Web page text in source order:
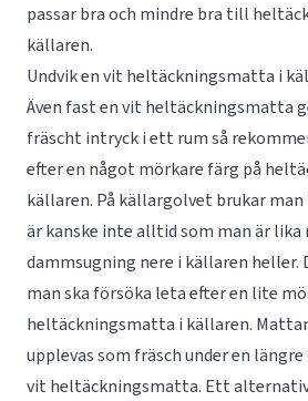
passar bra och mindre bra till
källaren.
Undvik en vit heltäckningsmatta i
Även fast en vit heltäckningsmatta
fräscht intryck i ett rum så
efter en något mörkare färg på
källaren. På källargolvet brukar
är kanske inte alltid som man är lika
dammsugning nere i källaren
man ska försöka leta efter en lite
heltäckningsmatta i källaren.
upplevas som fräsch under en
vit heltäckningsmatta. Ett